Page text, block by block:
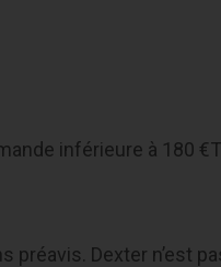
inférieure à 180
Dexter n’est